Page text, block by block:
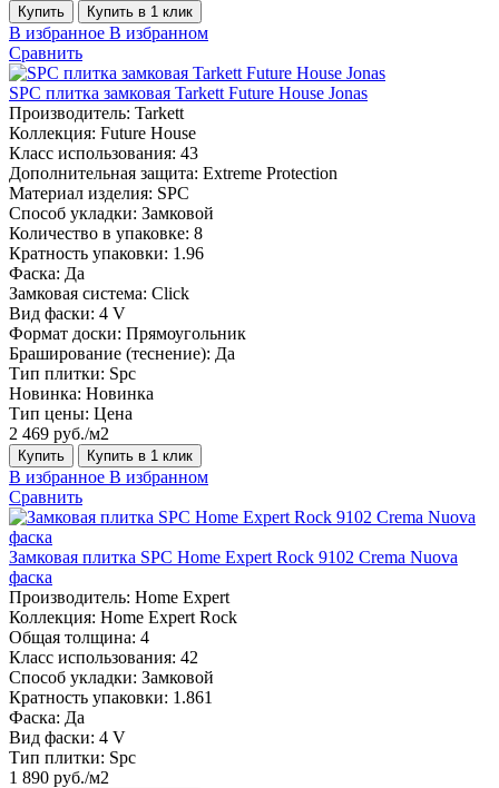
Купить Купить в 1 клик
В избранное В избранном
Сравнить
SPC плитка замковая Tarkett Future House Jonas
Производитель: Tarkett
Коллекция: Future House
Класс использования: 43
Дополнительная защита: Extreme Protection
Материал изделия: SPC
Способ укладки: Замковой
Количество в упаковке: 8
Кратность упаковки: 1.96
Фаска: Да
Замковая система: Click
Вид фаски: 4 V
Формат доски: Прямоугольник
Браширование (теснение): Да
Тип плитки: Spc
Новинка: Новинка
Тип цены: Цена
2 469 руб./м2
Купить Купить в 1 клик
В избранное В избранном
Сравнить
Замковая плитка SPC Home Expert Rock 9102 Crema Nuova
фаска
Производитель: Home Expert
Коллекция: Home Expert Rock
Общая толщина: 4
Класс использования: 42
Способ укладки: Замковой
Кратность упаковки: 1.861
Фаска: Да
Вид фаски: 4 V
Тип плитки: Spc
1 890 руб./м2